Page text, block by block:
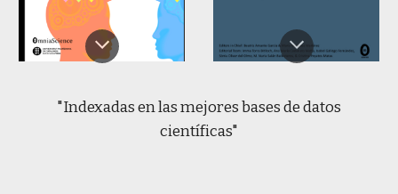
"Indexadas en las mejores bases de datos
científicas"